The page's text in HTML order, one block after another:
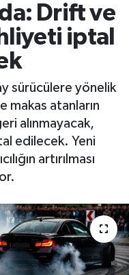
Drift ve
iptal
sürücülere yönelik
makas atanların
alınmayacak,
edilecek. Yeni
artırılması